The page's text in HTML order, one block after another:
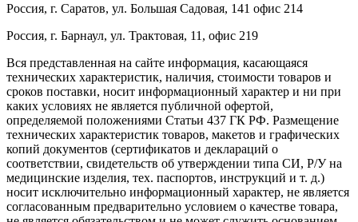
Россия, г. Саратов, ул. Большая Садовая, 141 офис 214
Россия, г. Барнаул, ул. Трактовая, 11, офис 219
Вся представленная на сайте информация, касающаяся
технических характеристик, наличия, стоимости товаров и
сроков поставки, носит информационный характер и ни при
каких условиях не является публичной офертой,
определяемой положениями Статьи 437 ГК РФ. Размещение
технических характеристик товаров, макетов и графических
копий документов (сертификатов и деклараций о
соответствии, свидетельств об утверждении типа СИ, Р/У на
медицинские изделия, тех. паспортов, инструкций и т. д.)
носит исключительно информационный характер, не является
согласованным предварительно условием о качестве товара,